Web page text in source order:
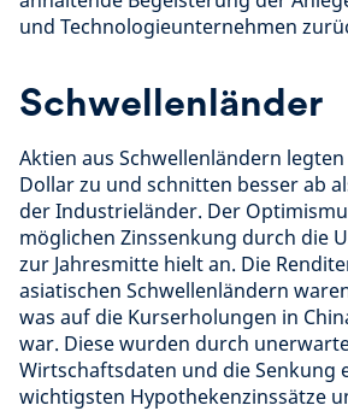
und Technologieunternehmen
Schwellenländer
Aktien aus Schwellenländern
Dollar zu und schnitten besser ab
der Industrieländer. Der
möglichen Zinssenkung durch die
zur Jahresmitte hielt an. Die
asiatischen Schwellenländern
was auf die Kurserholungen in
war. Diese wurden durch
Wirtschaftsdaten und die Senkung
wichtigsten Hypothekenzinssätze